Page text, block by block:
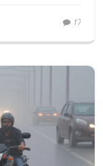
17